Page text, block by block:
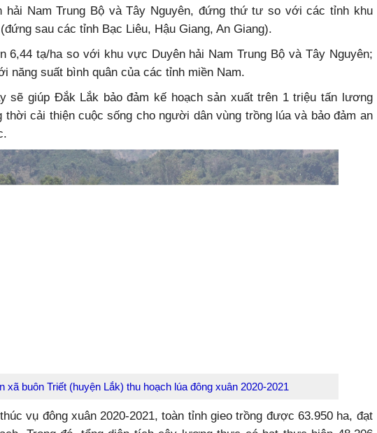
hải Nam Trung Bộ và Tây Nguyên, đứng thứ tư so với các tỉnh khu
sau các tỉnh Bạc Liêu, Hậu Giang, An Giang).
6,44 tạ/ha so với khu vực Duyên hải Nam Trung Bộ và Tây Nguyên;
năng suất bình quân của các tỉnh miền Nam.
sẽ giúp Đắk Lắk bảo đảm kế hoạch sản xuất trên 1 triệu tấn lương
thời cải thiện cuộc sống cho người dân vùng trồng lúa và bảo đảm an
xã buôn Triết (huyện Lắk) thu hoạch lúa đông xuân 2020-2021
vụ đông xuân 2020-2021, toàn tỉnh gieo trồng được 63.950 ha, đạt